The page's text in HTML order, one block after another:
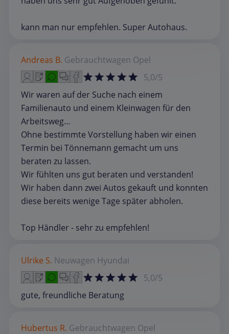
kann man nur empfehlen. Super Autohaus.
Andreas B. Gebrauchtwagen Opel
5,0/5
Wir waren auf der Suche nach einem
Familienauto und einem Kleinwagen für den
Arbeitsweg…
Ohne bestimmte Vorstellung haben wir einen
Termin bei Tönnemann gemacht um uns
beraten zu lassen.
Wir fühlten uns gut beraten und verstanden!
Wir haben dann zwei Autos gekauft und konnten
diese bereits wenige Tage später abholen.
Top Händler - sehr zu empfehlen!
Ulrike S. Neuwagen Hyundai
5,0/5
gute, freundliche Beratung
Hubertus R. Gebrauchtwagen Opel